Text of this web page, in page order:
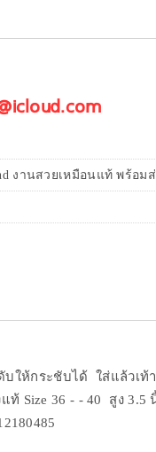
งานสวยเหมือนแท้ พร้อมส่
ให้กระชับได้ ใส่แล้วเท้
ท้ Size 36 - - 40 สูง 3.5